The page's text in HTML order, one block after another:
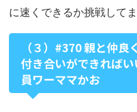
に速くできるか挑戦して
（３）#370 親と仲良
付き合いができれば
員ワーママかお